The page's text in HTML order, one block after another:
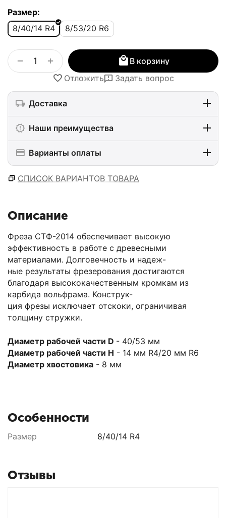
Размер:
8/40/14 R4
8/53/20 R6
+
−
В корзину
Отложить
Задать вопрос
Доставка
Наши преимущества
Варианты оплаты
СПИСОК ВАРИАНТОВ ТОВАРА
Описание
Фреза СТФ-2014 обеспечивает высокую
эффективность в работе с древесными
материалами. Долговечность и надеж-
ные результаты фрезерования достигаются
благодаря высококачественным кромкам из
карбида вольфрама. Конструк-
ция фрезы исключает отскоки, ограничивая
толщину стружки.
Диаметр рабочей части D - 40/53 мм
Диаметр рабочей части H - 14 мм R4/20 мм R6
Диаметр хвостовика - 8 мм
Особенности
Размер 8/40/14 R4
Отзывы